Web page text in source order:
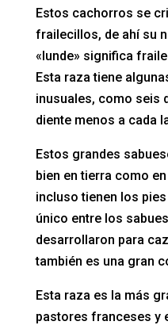
Estos cachorros se
frailecillos, de ahí su
«lunde» significa
Esta raza tiene
inusuales, como seis
diente menos a cada
Estos grandes
bien en tierra como
incluso tienen los
único entre los
desarrollaron para
también es una gran
Esta raza es la más
pastores franceses y